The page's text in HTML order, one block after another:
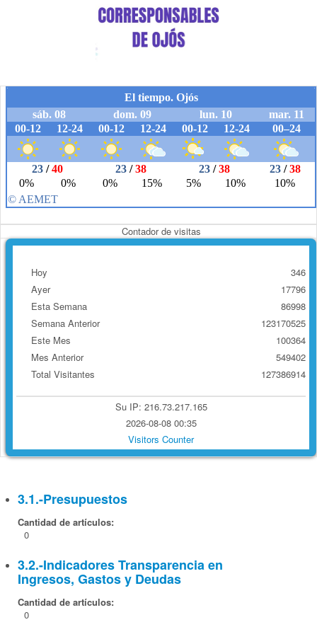
Contador de visitas
Hoy
Ayer
Esta Semana
Semana Anterior
Este Mes
Mes Anterior
Total Visitantes
346
17796
86998
123170525
100364
549402
127386914
Su IP: 216.73.217.165
2026-08-08 00:35
Visitors Counter
3.1.-Presupuestos
Cantidad de artículos:
0
3.2.-Indicadores Transparencia en
Ingresos, Gastos y Deudas
Cantidad de artículos:
0